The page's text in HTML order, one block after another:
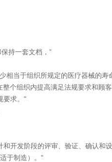
持一套文档，”
当于组织所规定的医疗器械的寿
组织内提高满足法规要求和顾
要求。"
发阶段的评审、验证、确认和
于制造）。"